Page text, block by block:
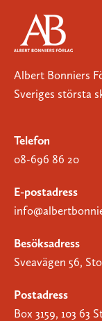
Albert Bonniers
Sveriges största
Telefon
08-696 86 20
E-postadress
Besöksadress
Sveavägen 56,
Postadress
Box 3159, 103 63